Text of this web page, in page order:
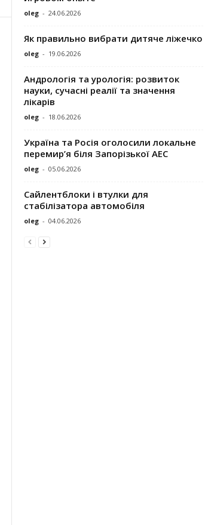
oleg - 24.06.2026
Як правильно вибрати дитяче ліжечко
oleg - 19.06.2026
Андрологія та урологія: розвиток
науки, сучасні реалії та значення
лікарів
oleg - 18.06.2026
Україна та Росія оголосили локальне
перемир’я біля Запорізької АЕС
oleg - 05.06.2026
Сайлентблоки і втулки для
стабілізатора автомобіля
oleg - 04.06.2026